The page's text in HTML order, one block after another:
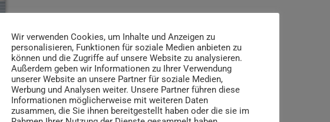
Wir verwenden Cookies, um Inhalte und Anzeigen zu
personalisieren, Funktionen für soziale Medien anbieten zu
können und die Zugriffe auf unsere Website zu analysieren.
Außerdem geben wir Informationen zu Ihrer Verwendung
unserer Website an unsere Partner für soziale Medien,
Werbung und Analysen weiter. Unsere Partner führen diese
Informationen möglicherweise mit weiteren Daten
zusammen, die Sie ihnen bereitgestellt haben oder die sie im